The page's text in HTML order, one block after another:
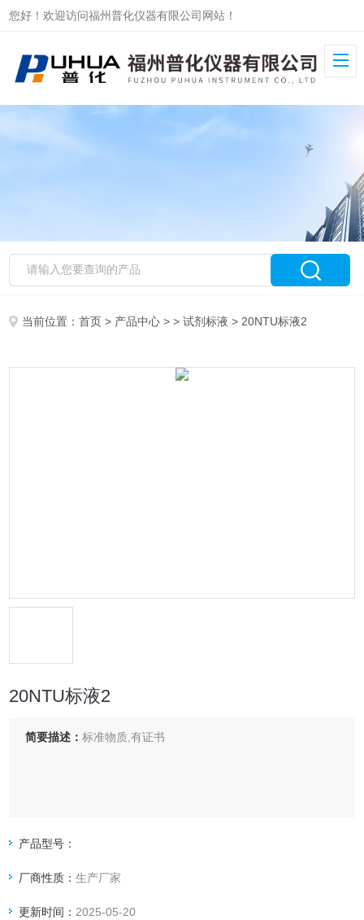
您好！欢迎访问福州普化仪器有限公司网站！
当前位置：首页 > 产品中心 > >试剂标液 > 20NTU标液2
20NTU标液2
简要描述：标准物质,有证书
产品型号：
厂商性质：生产厂家
更新时间： 2025-05-20